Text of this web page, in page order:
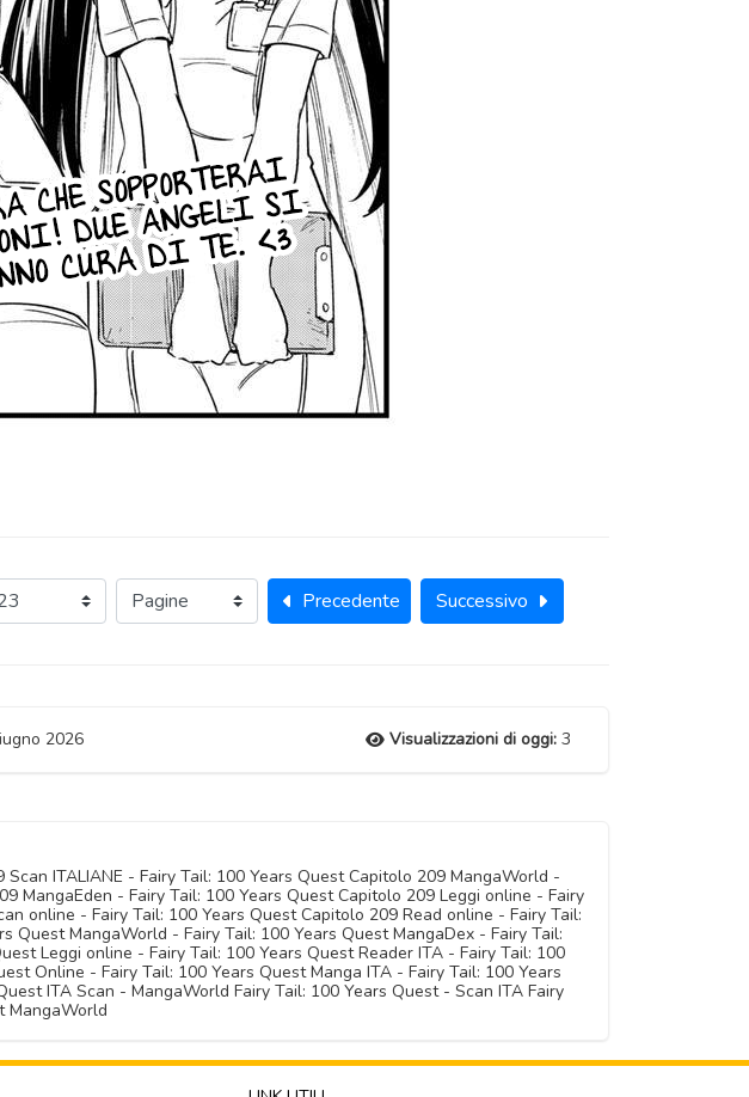
Precedente Successivo
2026 Visualizzazioni di oggi:3
ITALIANE - Fairy Tail: 100 Years Quest Capitolo 209 MangaWorld -
MangaEden - Fairy Tail: 100 Years Quest Capitolo 209 Leggi online - Fairy
online - Fairy Tail: 100 Years Quest Capitolo 209 Read online - Fairy Tail:
Quest MangaWorld - Fairy Tail: 100 Years Quest MangaDex - Fairy Tail:
Leggi online - Fairy Tail: 100 Years Quest Reader ITA - Fairy Tail: 100
Online - Fairy Tail: 100 Years Quest Manga ITA - Fairy Tail: 100 Years
ITA Scan - MangaWorld Fairy Tail: 100 Years Quest - Scan ITA Fairy
MangaWorld